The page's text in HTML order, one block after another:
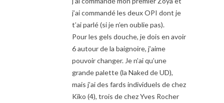
j’ai commandé les deux OPI dont je
t’ai parlé (si je n’en oublie pas).
Pour les gels douche, je dois en avoir
6 autour de la baignoire, j’aime
pouvoir changer. Je n’ai qu’une
grande palette (la Naked de UD),
mais j’ai des fards individuels de chez
Kiko (4), trois de chez Yves Rocher